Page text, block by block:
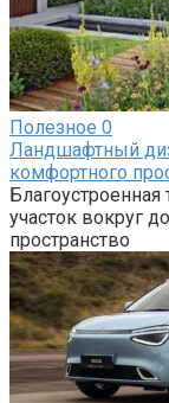
Полезное 0
Ландшафтный
комфортного
участок вокруг
пространство